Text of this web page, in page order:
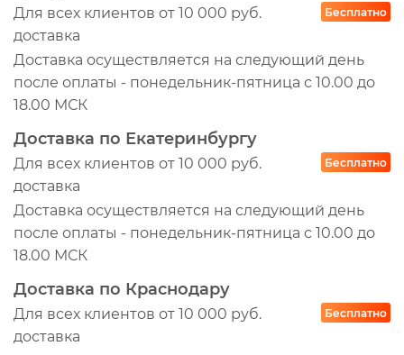
Для всех клиентов от 10 000 руб.
доставка
Бесплатно
Доставка осуществляется на следующий день
после оплаты - понедельник-пятница с 10.00 до
18.00 МСК
Доставка по Екатеринбургу
Для всех клиентов от 10 000 руб.
доставка
Бесплатно
Доставка осуществляется на следующий день
после оплаты - понедельник-пятница с 10.00 до
18.00 МСК
Доставка по Краснодару
Для всех клиентов от 10 000 руб.
доставка
Бесплатно